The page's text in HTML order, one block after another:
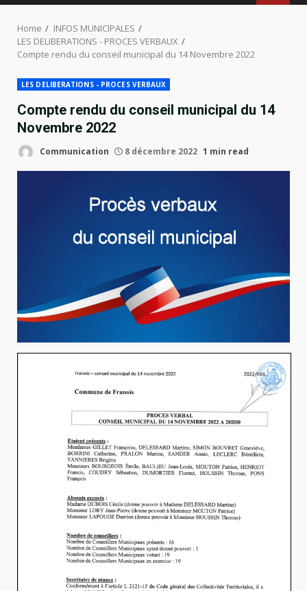
Home
INFOS MUNICIPALES
LES DELIBERATIONS - PROCES VERBAUX
Compte rendu du conseil municipal du 14 Novembre 2022
LES DELIBERATIONS - PROCES VERBAUX
Compte rendu du conseil municipal du 14
Novembre 2022
Communication 8 décembre 2022 1 min read